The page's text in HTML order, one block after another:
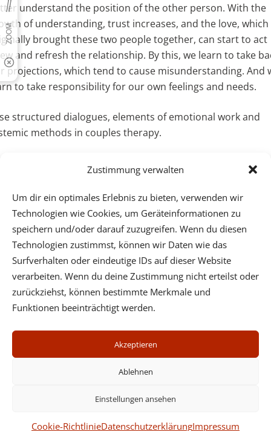
Zustimmung verwalten
Um dir ein optimales Erlebnis zu bieten, verwenden wir
Technologien wie Cookies, um Geräteinformationen zu
speichern und/oder darauf zuzugreifen. Wenn du diesen
Technologien zustimmst, können wir Daten wie das
Surfverhalten oder eindeutige IDs auf dieser Website
verarbeiten. Wenn du deine Zustimmung nicht erteilst oder
zurückziehst, können bestimmte Merkmale und
Funktionen beeinträchtigt werden.
Akzeptieren
Ablehnen
Einstellungen ansehen
Cookie-RichtlinieDatenschutzerklärungImpressum
understand the position of the other person. With the
of understanding, trust increases, and the love, which
brought these two people together, can start to act
and refresh the relationship. By this, we learn to take
projections, which tend to cause misunderstanding. And
to take responsibility for our own feelings and needs.
structured dialogues, elements of emotional work and
methods in couples therapy.
Psychotherapeutische Praxis - Dr. Wilfried Ehrmann -
Mobil: (+43) 664 3123632 - Center Cervantes,
Fünkhgasse 11/3, 3021 Pressbaum, Tel. (+43) 2233 55731
Datenschutz
Newsletter